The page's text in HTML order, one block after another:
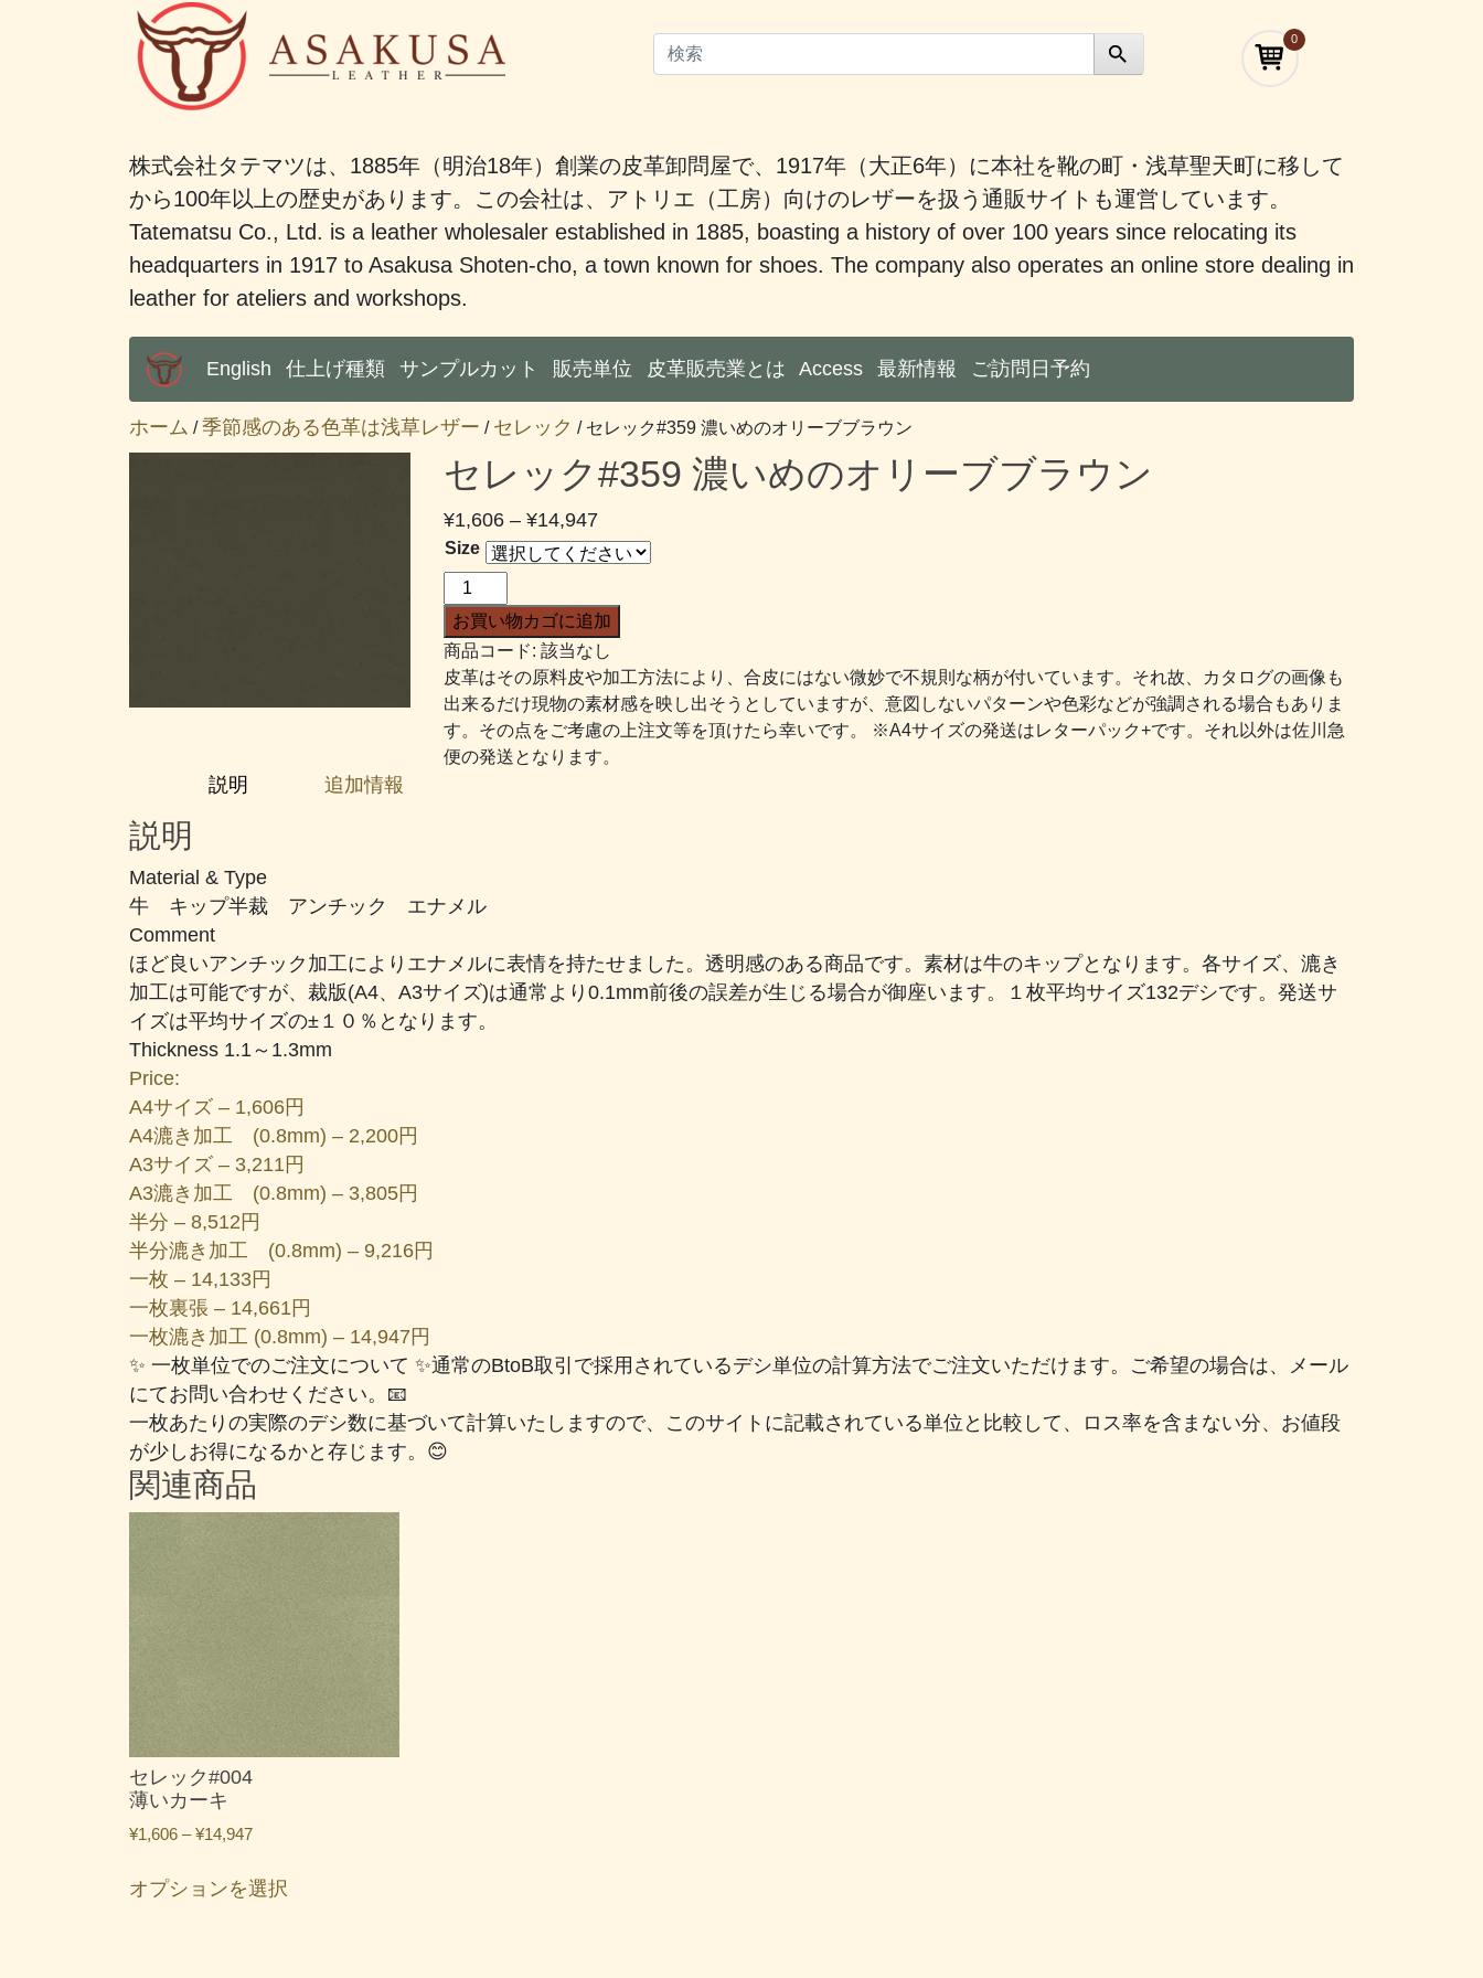
0
株式会社タテマツは、1885年（明治18年）創業の皮革卸問屋で、1917年（大正6年）に本社を靴の町・浅草聖天町に移して
から100年以上の歴史があります。この会社は、アトリエ（工房）向けのレザーを扱う通販サイトも運営しています。
Tatematsu Co., Ltd. is a leather wholesaler established in 1885, boasting a history of over 100 years since relocating its
headquarters in 1917 to Asakusa Shoten-cho, a town known for shoes. The company also operates an online store dealing in
leather for ateliers and workshops.
Main Menu
English 仕上げ種類 サンプルカット 販売単位 皮革販売業とは Access 最新情報 ご訪問日予約
ホーム /季節感のある色革は浅草レザー / セレック / セレック#359 濃いめのオリーブブラウン
セレック#359 濃いめのオリーブブラウン
¥1,606 – ¥14,947価
格
¥1,606
–
¥14,947
Size
レ
ッ
ク
#359
濃
い
め
ブ
ウ
ン
個
お買い物カゴに追加
商品コード: 該当なし
皮革はその原料皮や加工方法により、合皮にはない微妙で不規則な柄が付いています。それ故、カタログの画像も
出来るだけ現物の素材感を映し出そうとしていますが、意図しないパターンや色彩などが強調される場合もありま
す。その点をご考慮の上注文等を頂けたら幸いです。 ※A4サイズの発送はレターパック+です。それ以外は佐川急
便の発送となります。
説明 追加情報
説明
Material & Type
牛 キップ半裁 アンチック エナメル
Comment
ほど良いアンチック加工によりエナメルに表情を持たせました。透明感のある商品です。素材は牛のキップとなります。各サイズ、漉き
加工は可能ですが、裁版(A4、A3サイズ)は通常より0.1mm前後の誤差が生じる場合が御座います。１枚平均サイズ132デシです。発送サ
イズは平均サイズの±１０％となります。
Thickness 1.1～1.3mm
Price:
A4サイズ – 1,606円
A4漉き加工 (0.8mm) – 2,200円
A3サイズ – 3,211円
A3漉き加工 (0.8mm) – 3,805円
半分 – 8,512円
半分漉き加工 (0.8mm) – 9,216円
一枚 – 14,133円
一枚裏張 – 14,661円
一枚漉き加工 (0.8mm) – 14,947円
✨ 一枚単位でのご注文について ✨通常のBtoB取引で採用されているデシ単位の計算方法でご注文いただけます。ご希望の場合は、メール
にてお問い合わせください。📧
一枚あたりの実際のデシ数に基づいて計算いたしますので、このサイトに記載されている単位と比較して、ロス率を含まない分、お値段
が少しお得になるかと存じます。😊
関連商品
セレック#004
薄いカーキ
¥1,606 –¥14,947価
帯:
オプションを選択